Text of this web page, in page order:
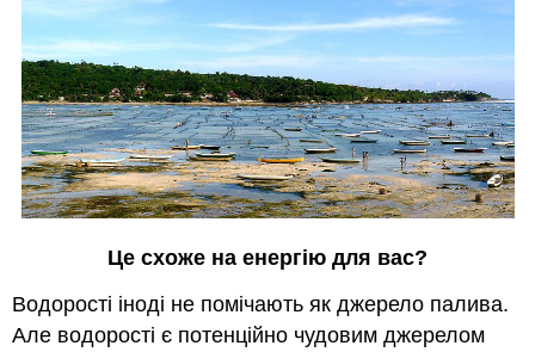
Це схоже на енергію для вас?
Водорості іноді не помічають як джерело палива.
Але водорості є потенційно чудовим джерелом